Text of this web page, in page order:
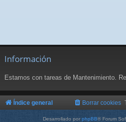
Información
Estamos con tareas de Mantenimiento.
Índice general Borrar cookies
Desarrollado por phpBB® Forum